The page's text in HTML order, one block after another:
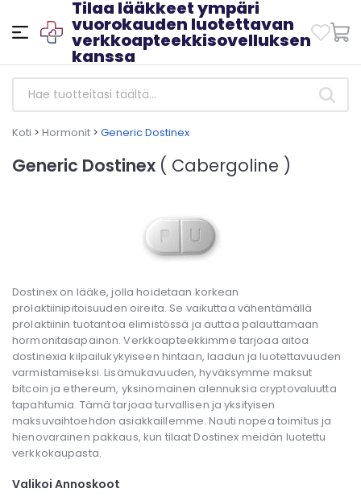
Tilaa lääkkeet ympäri
vuorokauden luotettavan
verkkoapteekkisovelluksen
kanssa
Koti > Hormonit > Generic Dostinex
Generic Dostinex ( Cabergoline )
Dostinex on lääke, jolla hoidetaan korkean
prolaktiinipitoisuuden oireita. Se vaikuttaa vähentämällä
prolaktiinin tuotantoa elimistössä ja auttaa palauttamaan
hormonitasapainon. Verkkoapteekkimme tarjoaa aitoa
dostinexia kilpailukykyiseen hintaan, laadun ja luotettavuuden
varmistamiseksi. Lisämukavuuden, hyväksymme maksut
bitcoin ja ethereum, yksinomainen alennuksia cryptovaluutta
tapahtumia. Tämä tarjoaa turvallisen ja yksityisen
maksuvaihtoehdon asiakkaillemme. Nauti nopea toimitus ja
hienovarainen pakkaus, kun tilaat Dostinex meidän luotettu
verkkokaupasta.
Valikoi Annoskoot